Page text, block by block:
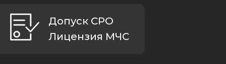
Допуск СРО
Лицензия МЧС